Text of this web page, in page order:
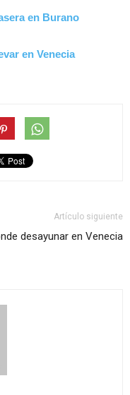
en Burano
en Venecia
Artículo siguiente
desayunar en Venecia